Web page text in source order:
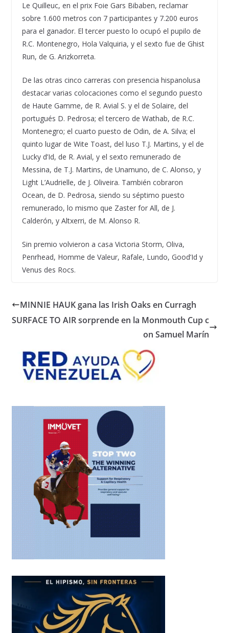
Le Quilleuc, en el prix Foie Gars Bibaben, reclamar
sobre 1.600 metros con 7 participantes y 7.200 euros
para el ganador. El tercer puesto lo ocupó el pupilo de
R.C. Montenegro, Hola Valquiria, y el sexto fue de Ghist
Run, de G. Arizkorreta.
De las otras cinco carreras con presencia hispanolusa
destacar varias colocaciones como el segundo puesto
de Haute Gamme, de R. Avial S. y el de Solaire, del
portugués D. Pedrosa; el tercero de Wathab, de R.C.
Montenegro; el cuarto puesto de Odin, de A. Silva; el
quinto lugar de Wite Toast, del luso T.J. Martins, y el de
Lucky d’Id, de R. Avial, y el sexto remunerado de
Messina, de T.J. Martins, de Unamuno, de C. Alonso, y
Light L’Audrielle, de J. Oliveira. También cobraron
Ocean, de D. Pedrosa, siendo su séptimo puesto
remunerado, lo mismo que Zaster for All, de J.
Calderón, y Altxerri, de M. Alonso R.
Sin premio volvieron a casa Victoria Storm, Oliva,
Penrhead, Homme de Valeur, Rafale, Lundo, Good’Id y
Venus des Rocs.
MINNIE HAUK gana las Irish Oaks en Curragh
SURFACE TO AIR sorprende en la Monmouth Cup c
on Samuel Marín